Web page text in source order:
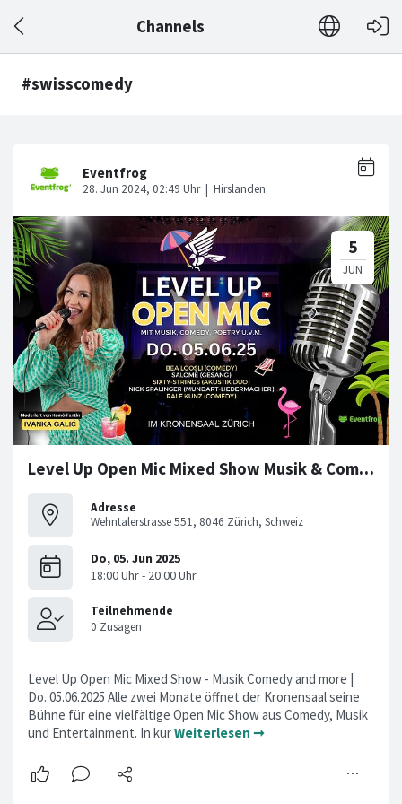
Channels
#swisscomedy
Level Up Open Mic Mixed Show Musik & Comedy Zürich
Adresse
Wehntalerstrasse 551, 8046 Zürich, Schweiz
Level Up Open Mic Mixed Show - Musik Comedy and more |
Do. 05.06.2025 Alle zwei Monate öffnet der Kronensaal seine
Bühne für eine vielfältige Open Mic Show aus Comedy, Musik
und Entertainment. In kurWeiterlesen ➞